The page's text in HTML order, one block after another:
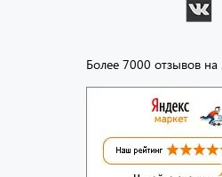
Более 7000 отзывов на